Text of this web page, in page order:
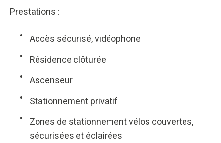
Prestations :
Accès sécurisé, vidéophone
Résidence clôturée
Ascenseur
Stationnement privatif
Zones de stationnement vélos couvertes,
sécurisées et éclairées